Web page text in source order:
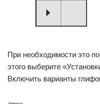
При необходимости это
этого выберите
Включить варианты